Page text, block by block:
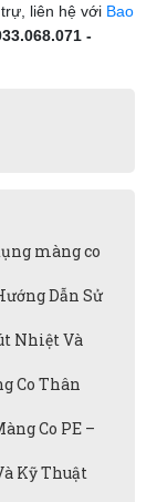
liên hệ với Bao
-
màng co
Dẫn Sử
Nhiệt Và
Co Thân
Co PE –
Kỹ Thuật